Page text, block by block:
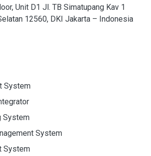
Unit D1 Jl. TB Simatupang Kav 1
12560, DKI Jakarta – Indonesia
System
System
System
System